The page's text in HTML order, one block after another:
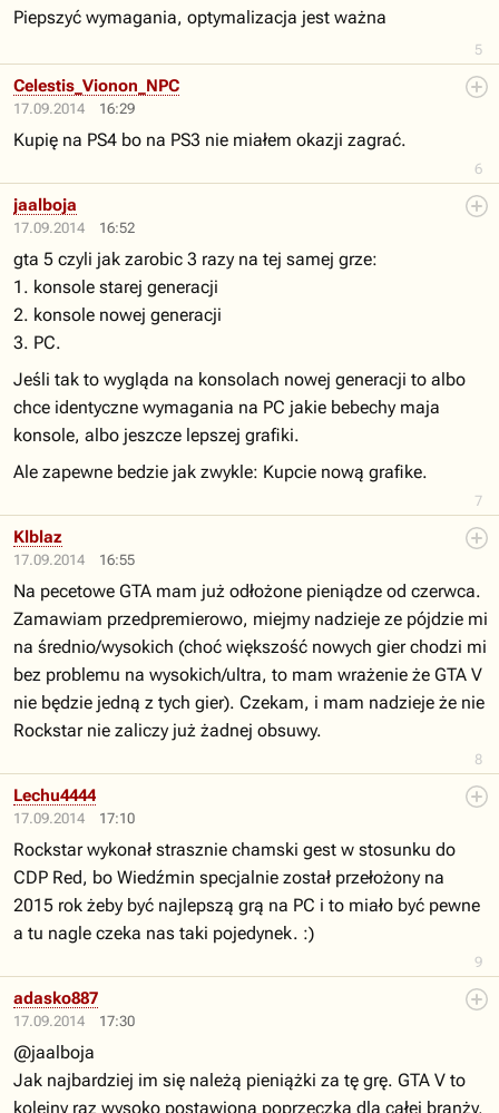
5
Piepszyć wymagania, optymalizacja jest ważna
17.09.2014 16:29
6
Celestis_Vionon_NPC
Kupię na PS4 bo na PS3 nie miałem okazji zagrać.
17.09.2014 16:52
7
jaalboja
gta 5 czyli jak zarobic 3 razy na tej samej grze:
1. konsole starej generacji
2. konsole nowej generacji
3. PC.
Jeśli tak to wygląda na konsolach nowej generacji to albo
chce identyczne wymagania na PC jakie bebechy maja
konsole, albo jeszcze lepszej grafiki.
Ale zapewne bedzie jak zwykle: Kupcie nową grafike.
17.09.2014 16:55
8
Klblaz
Na pecetowe GTA mam już odłożone pieniądze od czerwca.
Zamawiam przedpremierowo, miejmy nadzieje ze pójdzie mi
na średnio/wysokich (choć większość nowych gier chodzi mi
bez problemu na wysokich/ultra, to mam wrażenie że GTA V
nie będzie jedną z tych gier). Czekam, i mam nadzieje że nie
Rockstar nie zaliczy już żadnej obsuwy.
17.09.2014 17:10
9
Lechu4444
Rockstar wykonał strasznie chamski gest w stosunku do
CDP Red, bo Wiedźmin specjalnie został przełożony na
2015 rok żeby być najlepszą grą na PC i to miało być pewne
a tu nagle czeka nas taki pojedynek. :)
17.09.2014 17:30
adasko887
@jaalboja
Jak najbardziej im się należą pieniążki za tę grę. GTA V to
kolejny raz wysoko postawiona poprzeczka dla całej branży,